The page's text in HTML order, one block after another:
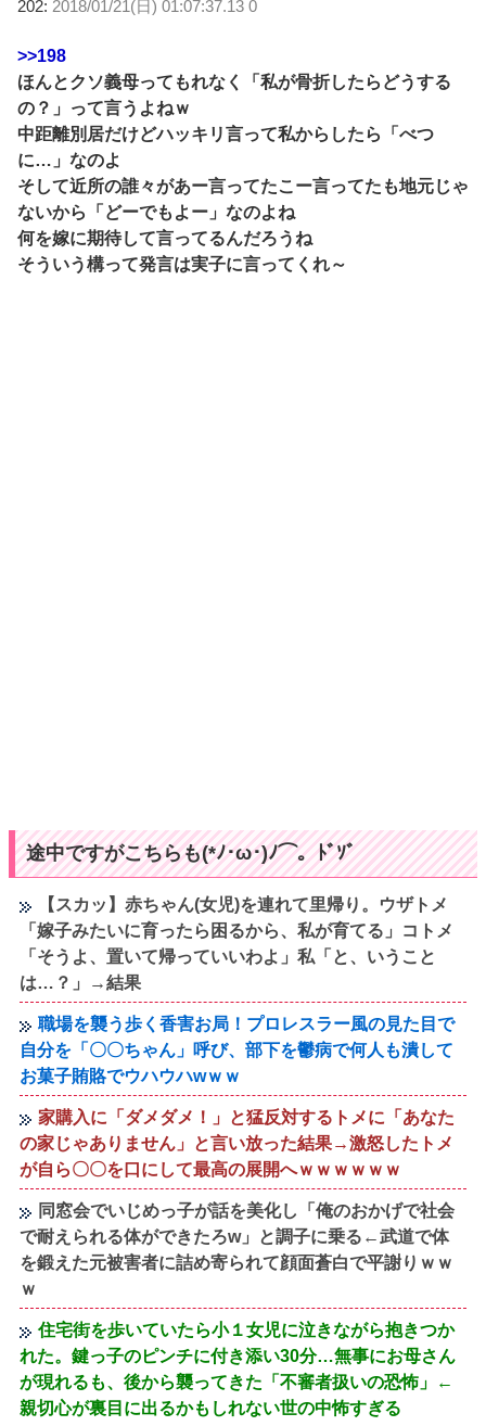
202: 2018/01/21(日) 01:07:37.13 0
>>198
ほんとクソ義母ってもれなく「私が骨折したらどうする
の？」って言うよねｗ
中距離別居だけどハッキリ言って私からしたら「べつ
に…」なのよ
そして近所の誰々があー言ってたこー言ってたも地元じゃ
ないから「どーでもよー」なのよね
何を嫁に期待して言ってるんだろうね
そういう構って発言は実子に言ってくれ～
途中ですがこちらも(*ﾉ･ω･)ﾉ⌒。ﾄﾞｿﾞ
【スカッ】赤ちゃん(女児)を連れて里帰り。ウザトメ
「嫁子みたいに育ったら困るから、私が育てる」コトメ
「そうよ、置いて帰っていいわよ」私「と、いうこと
は…？」→結果
職場を襲う歩く香害お局！プロレスラー風の見た目で
自分を「〇〇ちゃん」呼び、部下を鬱病で何人も潰して
お菓子賄賂でウハウハwｗｗ
家購入に「ダメダメ！」と猛反対するトメに「あなた
の家じゃありません」と言い放った結果→激怒したトメ
が自ら〇〇を口にして最高の展開へｗｗｗｗｗｗ
同窓会でいじめっ子が話を美化し「俺のおかげで社会
で耐えられる体ができたろw」と調子に乗る←武道で体
を鍛えた元被害者に詰め寄られて顔面蒼白で平謝りｗｗ
ｗ
住宅街を歩いていたら小１女児に泣きながら抱きつか
れた。鍵っ子のピンチに付き添い30分…無事にお母さん
が現れるも、後から襲ってきた「不審者扱いの恐怖」←
親切心が裏目に出るかもしれない世の中怖すぎる